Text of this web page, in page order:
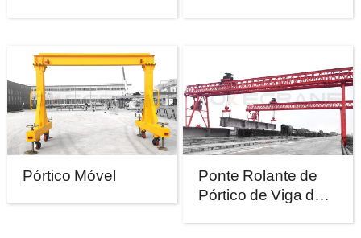
Pórtico Móvel
Ponte Rolante de
Pórtico de Viga de